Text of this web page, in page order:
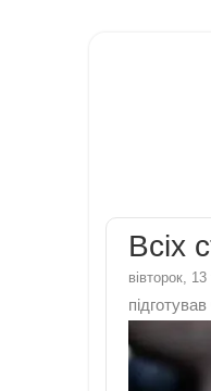
Всіх
вівторок,
підготував